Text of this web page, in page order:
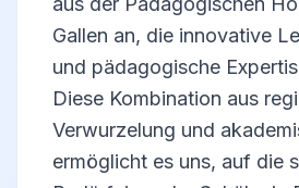
Gallen an, die innovative
und pädagogische
Diese Kombination aus
Verwurzelung und
ermöglicht es uns, auf die